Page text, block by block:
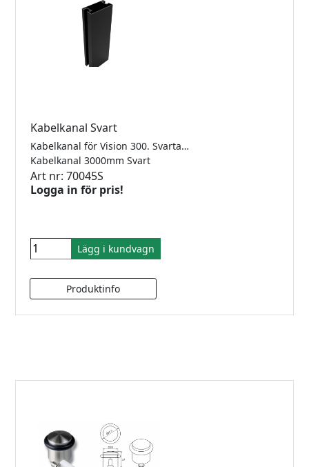
Kabelkanal Svart
Kabelkanal för Vision 300. Svartanodiserad, längd 3000mm. För glas 8-10,76mm.
Kabelkanal 3000mm Svart
Art nr: 70045S
Logga in för pris!
Lägg i kundvagn